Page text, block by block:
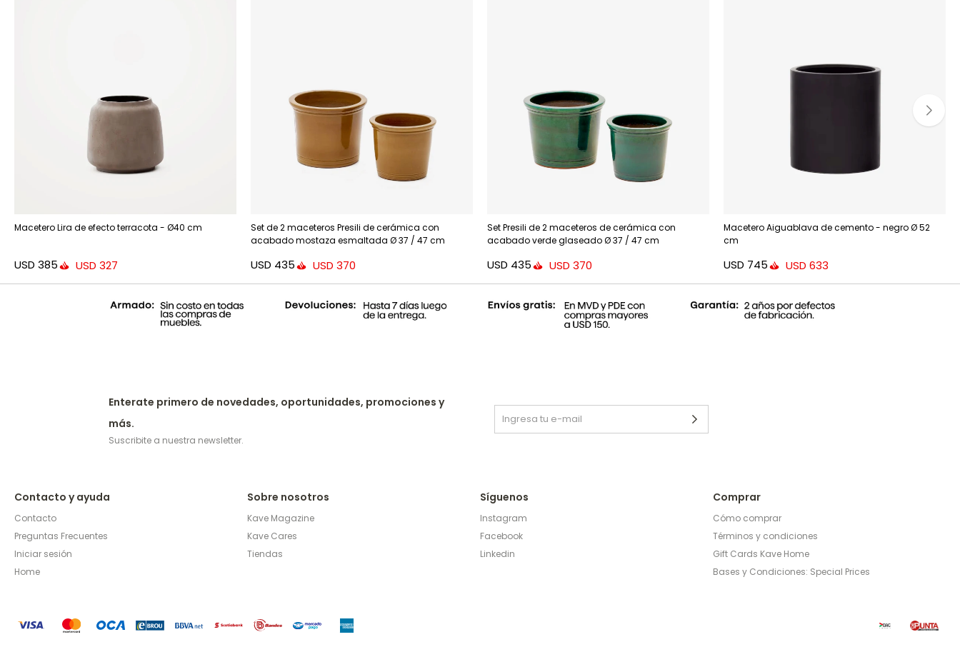
Macetero Lira de efecto terracota - Ø40 cm
USD 385 USD 327
Set de 2 maceteros Presili de cerámica con
acabado mostaza esmaltada Ø 37 / 47 cm
USD 435 USD 370
Set Presili de 2 maceteros de cerámica con
acabado verde glaseado Ø 37 / 47 cm
USD 435 USD 370
Macetero Aiguablava de cemento - negro Ø 52
cm
USD 745 USD 633
Sobre nosotros
Kave Magazine
Kave Cares
Tiendas
Comprar
Cómo comprar
Términos y condiciones
Gift Cards Kave Home
Bases y Condiciones: Special Prices
Contacto y ayuda
Contacto
Preguntas Frecuentes
Iniciar sesión
Home
Síguenos
Instagram
Facebook
Linkedin
Enterate primero de novedades, oportunidades, promociones y
más.
Suscribite a nuestra newsletter.